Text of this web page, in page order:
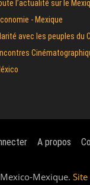
l’actualité sur le
- Mexique
avec les peuples du
A propos
Mexique. Site